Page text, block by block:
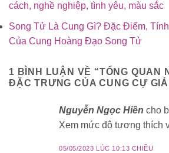
cách, nghề nghiệp, tình yêu, màu sắc
Song Tử Là Cung Gì? Đặc Điểm,
Của Cung Hoàng Đạo Song Tử
1 BÌNH LUẬN VỀ “TỔNG QUAN
ĐẶC TRƯNG CỦA CUNG CỰ
Nguyễn Ngọc Hiền cho
Xem mức độ tương thích
05/05/2023 LÚC 10:13 CHIỀU